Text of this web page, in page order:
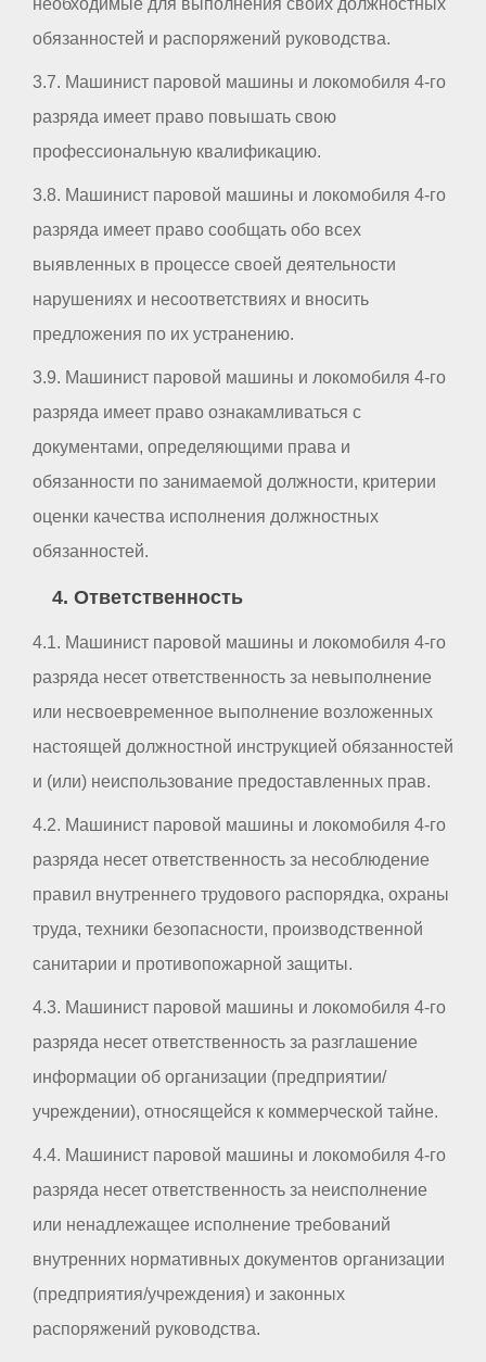
необходимые для выполнения своих должностных
обязанностей и распоряжений руководства.
3.7. Машинист паровой машины и локомобиля 4-го
разряда имеет право повышать свою
профессиональную квалификацию.
3.8. Машинист паровой машины и локомобиля 4-го
разряда имеет право сообщать обо всех
выявленных в процессе своей деятельности
нарушениях и несоответствиях и вносить
предложения по их устранению.
3.9. Машинист паровой машины и локомобиля 4-го
разряда имеет право ознакамливаться с
документами, определяющими права и
обязанности по занимаемой должности, критерии
оценки качества исполнения должностных
обязанностей.
4. Ответственность
4.1. Машинист паровой машины и локомобиля 4-го
разряда несет ответственность за невыполнение
или несвоевременное выполнение возложенных
настоящей должностной инструкцией обязанностей
и (или) неиспользование предоставленных прав.
4.2. Машинист паровой машины и локомобиля 4-го
разряда несет ответственность за несоблюдение
правил внутреннего трудового распорядка, охраны
труда, техники безопасности, производственной
санитарии и противопожарной защиты.
4.3. Машинист паровой машины и локомобиля 4-го
разряда несет ответственность за разглашение
информации об организации (предприятии/
учреждении), относящейся к коммерческой тайне.
4.4. Машинист паровой машины и локомобиля 4-го
разряда несет ответственность за неисполнение
или ненадлежащее исполнение требований
внутренних нормативных документов организации
(предприятия/учреждения) и законных
распоряжений руководства.